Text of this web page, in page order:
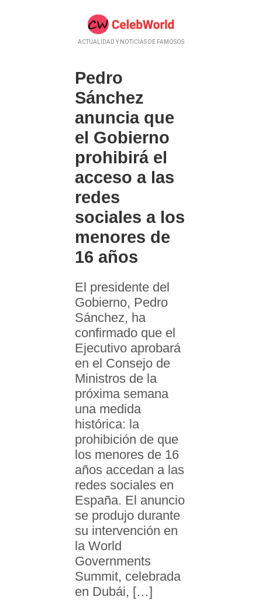
ACTUALIDAD Y NOTICIAS DE FAMOSOS
Pedro
Sánchez
anuncia que
el Gobierno
prohibirá el
acceso a las
redes
sociales a los
menores de
16 años
El presidente del
Gobierno, Pedro
Sánchez, ha
confirmado que el
Ejecutivo aprobará
en el Consejo de
Ministros de la
próxima semana
una medida
histórica: la
prohibición de que
los menores de 16
años accedan a las
redes sociales en
España. El anuncio
se produjo durante
su intervención en
la World
Governments
Summit, celebrada
en Dubái, […]